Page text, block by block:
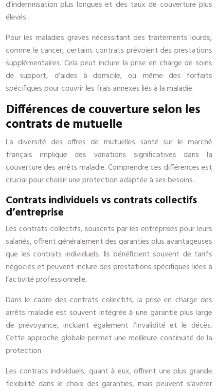
d’indemnisation plus longues et des taux de couverture plus
élevés.
Pour les maladies graves nécessitant des traitements lourds,
comme le cancer, certains contrats prévoient des prestations
supplémentaires. Cela peut inclure la prise en charge de soins
de support, d’aides à domicile, ou même des forfaits
spécifiques pour couvrir les frais annexes liés à la maladie.
Différences de couverture selon les
contrats de mutuelle
La diversité des offres de mutuelles santé sur le marché
français implique des variations significatives dans la
couverture des arrêts maladie. Comprendre ces différences est
crucial pour choisir une protection adaptée à ses besoins.
Contrats individuels vs contrats collectifs
d’entreprise
Les contrats collectifs, souscrits par les entreprises pour leurs
salariés, offrent généralement des garanties plus avantageuses
que les contrats individuels. Ils bénéficient souvent de tarifs
négociés et peuvent inclure des prestations spécifiques liées à
l’activité professionnelle.
Dans le cadre des contrats collectifs, la prise en charge des
arrêts maladie est souvent intégrée à une garantie plus large
de prévoyance, incluant également l’invalidité et le décès.
Cette approche globale permet une meilleure continuité de la
protection.
Les contrats individuels, quant à eux, offrent une plus grande
flexibilité dans le choix des garanties, mais peuvent s’avérer